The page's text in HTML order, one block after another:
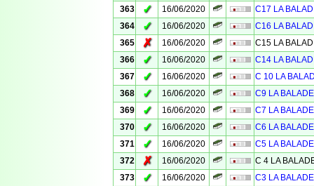
363
✓ 16/06/2020
C17 LA
364
✓ 16/06/2020
C16 LA
365
✗ 16/06/2020
C15 LA
366
✓ 16/06/2020
C14 LA
367
✓ 16/06/2020
C 10 LA
368
✓ 16/06/2020
C9 LA
369
✓ 16/06/2020
C7 LA
370
✓ 16/06/2020
C6 LA
371
✓ 16/06/2020
C5 LA
372
✗ 16/06/2020
C 4 LA
373
✓ 16/06/2020
C3 LA